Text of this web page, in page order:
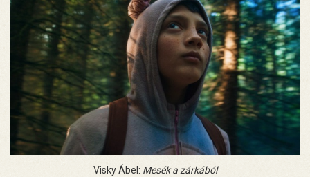
Visky Ábel: Mesék a zárkából